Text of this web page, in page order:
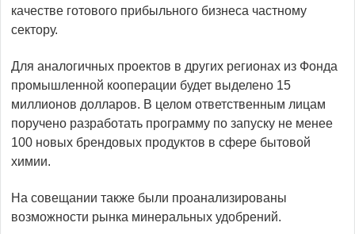
качестве готового прибыльного бизнеса частному
сектору.
Для аналогичных проектов в других регионах из Фонда
промышленной кооперации будет выделено 15
миллионов долларов. В целом ответственным лицам
поручено разработать программу по запуску не менее
100 новых брендовых продуктов в сфере бытовой
химии.
На совещании также были проанализированы
возможности рынка минеральных удобрений.